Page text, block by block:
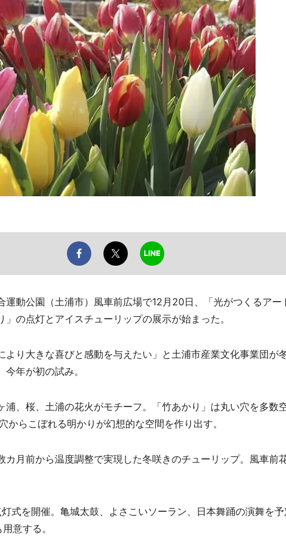
動公園（土浦市）風車前広場で12月20日、「光がつくるアー
の点灯とアイスチューリップの展示が始まった。
り大きな喜びと感動を与えたい」と土浦市産業文化事業団が
年が初の試み。
、桜、土浦の花火がモチーフ。「竹あかり」は丸い穴を多数
からこぼれる明かりが幻想的な空間を作り出す。
月前から温度調整で実現した冬咲きのチューリップ。風車前
式を開催。亀城太鼓、よさこいソーラン、日本舞踊の演舞を予
意する。